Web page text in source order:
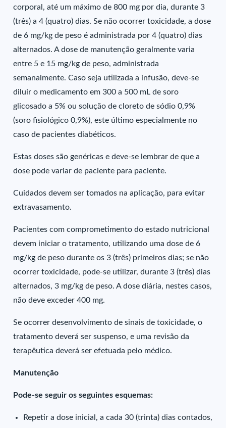
corporal, até um máximo de 800 mg por dia, durante 3
(três) a 4 (quatro) dias. Se não ocorrer toxicidade, a dose
de 6 mg/kg de peso é administrada por 4 (quatro) dias
alternados. A dose de manutenção geralmente varia
entre 5 e 15 mg/kg de peso, administrada
semanalmente. Caso seja utilizada a infusão, deve-se
diluir o medicamento em 300 a 500 mL de soro
glicosado a 5% ou solução de cloreto de sódio 0,9%
(soro fisiológico 0,9%), este último especialmente no
caso de pacientes diabéticos.
Estas doses são genéricas e deve-se lembrar de que a
dose pode variar de paciente para paciente.
Cuidados devem ser tomados na aplicação, para evitar
extravasamento.
Pacientes com comprometimento do estado nutricional
devem iniciar o tratamento, utilizando uma dose de 6
mg/kg de peso durante os 3 (três) primeiros dias; se não
ocorrer toxicidade, pode-se utilizar, durante 3 (três) dias
alternados, 3 mg/kg de peso. A dose diária, nestes casos,
não deve exceder 400 mg.
Se ocorrer desenvolvimento de sinais de toxicidade, o
tratamento deverá ser suspenso, e uma revisão da
terapêutica deverá ser efetuada pelo médico.
Manutenção
Pode-se seguir os seguintes esquemas:
Repetir a dose inicial, a cada 30 (trinta) dias contados,